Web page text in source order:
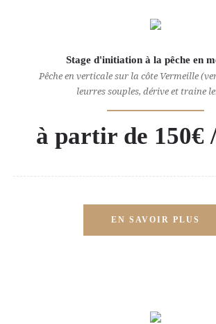
Stage d'initiation à la pêche en
Pêche en verticale sur la côte Vermeille
leurres souples, dérive et traine
à partir de 150€
EN SAVOIR PLUS